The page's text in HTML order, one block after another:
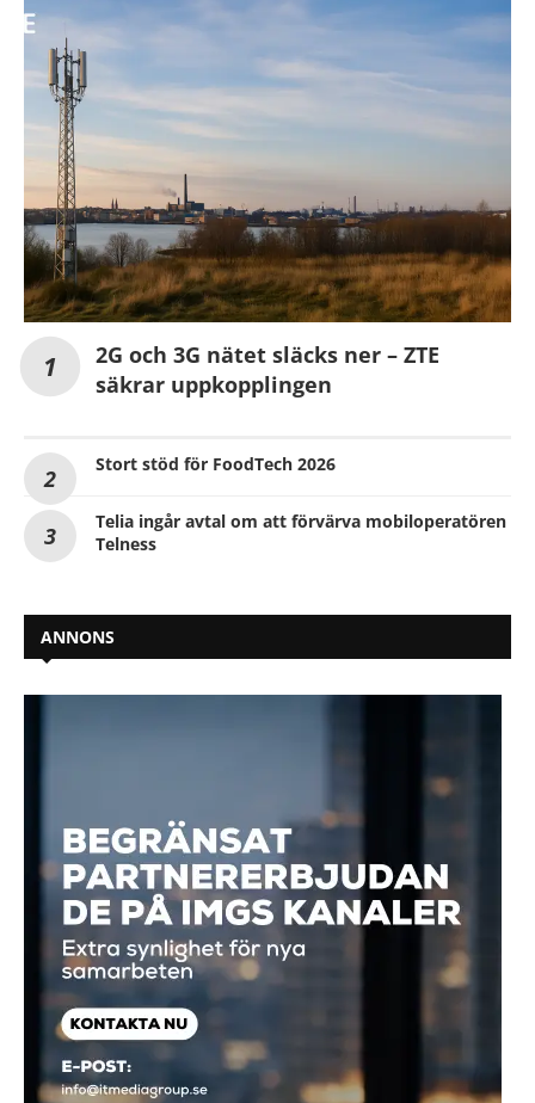
2G och 3G nätet släcks ner – ZTE
säkrar uppkopplingen
Stort stöd för FoodTech 2026
Telia ingår avtal om att förvärva mobiloperatören
Telness
ANNONS